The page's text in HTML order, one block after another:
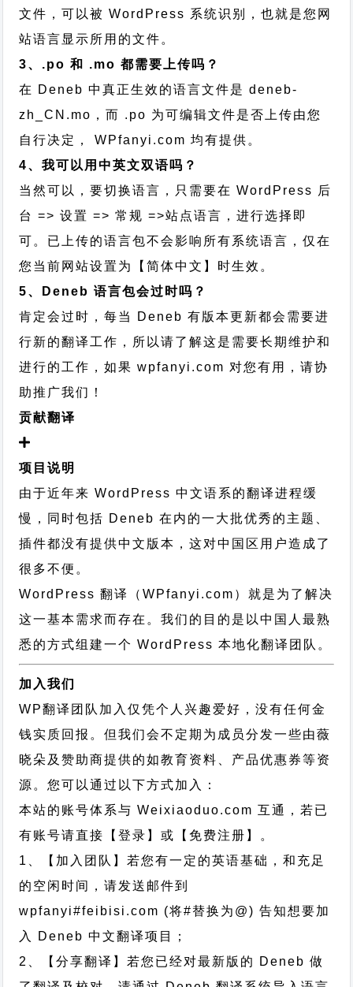
文件，可以被 WordPress 系统识别，也就是您网
站语言显示所用的文件。
3、.po 和 .mo 都需要上传吗？
在 Deneb 中真正生效的语言文件是 deneb-
zh_CN.mo，而 .po 为可编辑文件是否上传由您
自行决定， WPfanyi.com 均有提供。
4、我可以用中英文双语吗？
当然可以，要切换语言，只需要在 WordPress 后
台 => 设置 => 常规 =>站点语言，进行选择即
可。已上传的语言包不会影响所有系统语言，仅在
您当前网站设置为【简体中文】时生效。
5、Deneb 语言包会过时吗？
肯定会过时，每当 Deneb 有版本更新都会需要进
行新的翻译工作，所以请了解这是需要长期维护和
进行的工作，如果 wpfanyi.com 对您有用，请协
助推广我们！
贡献翻译
项目说明
由于近年来 WordPress 中文语系的翻译进程缓
慢，同时包括 Deneb 在内的一大批优秀的主题、
插件都没有提供中文版本，这对中国区用户造成了
很多不便。
WordPress 翻译（WPfanyi.com） 就是为了解决
这一基本需求而存在。我们的目的是以中国人最熟
悉的方式组建一个 WordPress 本地化翻译团队。
加入我们
WP翻译团队加入仅凭个人兴趣爱好，没有任何金
钱实质回报。但我们会不定期为成员分发一些由薇
晓朵及赞助商提供的如教育资料、产品优惠券等资
源。您可以通过以下方式加入：
本站的账号体系与Weixiaoduo.com 互通，若已
有账号请直接【登录】或【免费注册】。
1、【加入团队】若您有一定的英语基础，和充足
的空闲时间，请发送邮件到
wpfanyi#feibisi.com (将#替换为@) 告知想要加
入 Deneb 中文翻译项目；
2、【分享翻译】若您已经对最新版的 Deneb 做